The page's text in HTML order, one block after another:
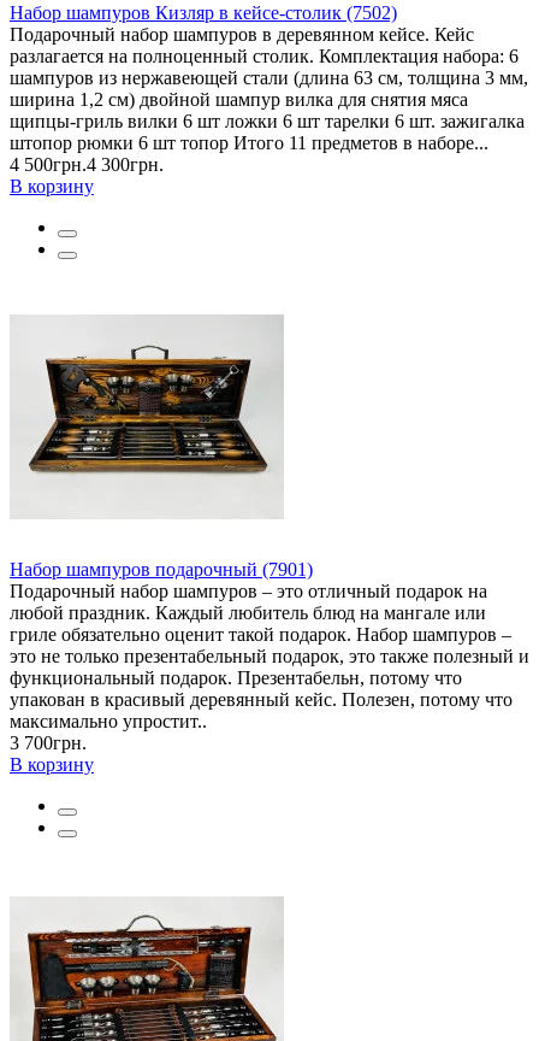
Набор шампуров Кизляр в кейсе-столик (7502)
Подарочный набор шампуров в деревянном кейсе. Кейс
разлагается на полноценный столик. Комплектация набора: 6
шампуров из нержавеющей стали (длина 63 см, толщина 3 мм,
ширина 1,2 см) двойной шампур вилка для снятия мяса
щипцы-гриль вилки 6 шт ложки 6 шт тарелки 6 шт. зажигалка
штопор рюмки 6 шт топор Итого 11 предметов в наборе...
4 500грн.4 300грн.
В корзину
Набор шампуров подарочный (7901)
Подарочный набор шампуров – это отличный подарок на
любой праздник. Каждый любитель блюд на мангале или
гриле обязательно оценит такой подарок. Набор шампуров –
это не только презентабельный подарок, это также полезный и
функциональный подарок. Презентабельн, потому что
упакован в красивый деревянный кейс. Полезен, потому что
максимально упростит..
3 700грн.
В корзину